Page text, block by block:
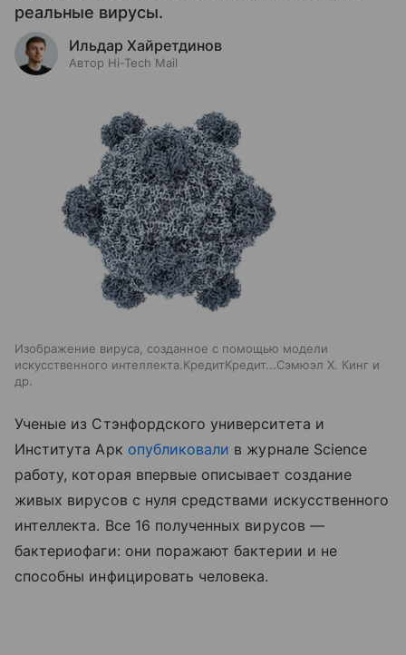
реальные вирусы.
Ильдар Хайретдинов
Автор Hi-Tech Mail
Изображение вируса, созданное с помощью модели
искусственного интеллекта.КредитКредит...Сэмюэл Х. Кинг и
др.
Ученые из Стэнфордского университета и
Института Арк опубликовали в журнале Science
работу, которая впервые описывает создание
живых вирусов с нуля средствами искусственного
интеллекта. Все 16 полученных вирусов —
бактериофаги: они поражают бактерии и не
способны инфицировать человека.